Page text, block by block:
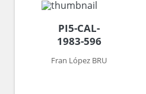
PI5-CAL-
1983-596
Fran López BRU